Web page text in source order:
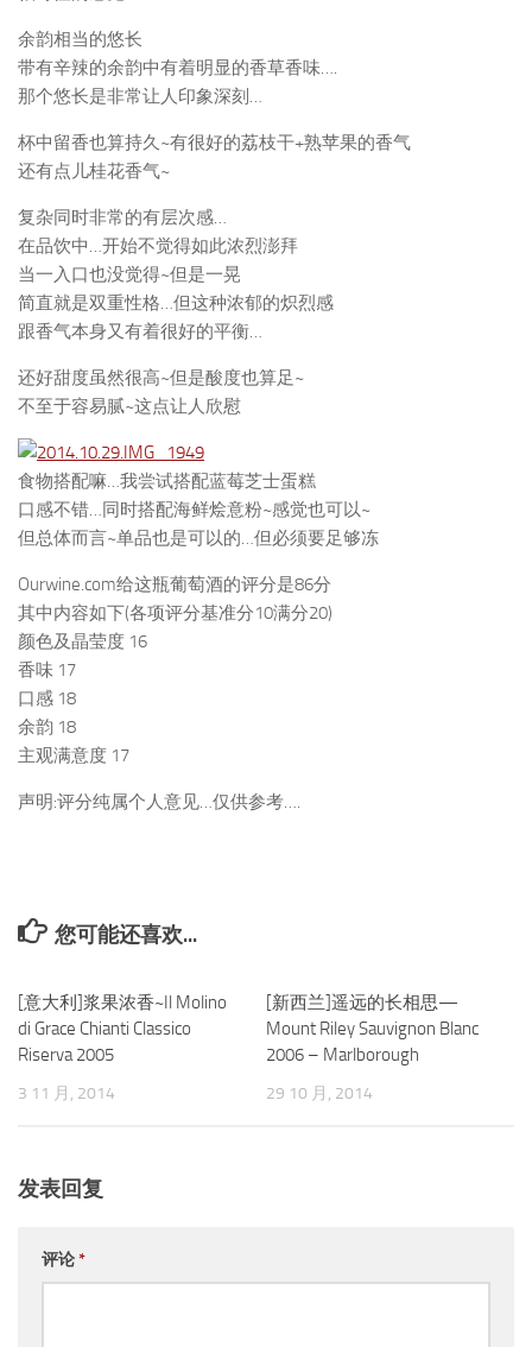
余韵相当的悠长
带有辛辣的余韵中有着明显的香草香味….
那个悠长是非常让人印象深刻…
杯中留香也算持久~有很好的荔枝干+熟苹果的香气
还有点儿桂花香气~
复杂同时非常的有层次感…
在品饮中…开始不觉得如此浓烈澎拜
当一入口也没觉得~但是一晃
简直就是双重性格…但这种浓郁的炽烈感
跟香气本身又有着很好的平衡…
还好甜度虽然很高~但是酸度也算足~
不至于容易腻~这点让人欣慰
食物搭配嘛…我尝试搭配蓝莓芝士蛋糕
口感不错…同时搭配海鲜烩意粉~感觉也可以~
但总体而言~单品也是可以的…但必须要足够冻
Ourwine.com给这瓶葡萄酒的评分是86分
其中内容如下(各项评分基准分10满分20)
颜色及晶莹度 16
香味 17
口感 18
余韵 18
主观满意度 17
声明:评分纯属个人意见…仅供参考….
您可能还喜欢...
[意大利]浆果浓香~Il Molino
di Grace Chianti Classico
Riserva 2005
3 11 月, 2014
[新西兰]遥远的长相思—
Mount Riley Sauvignon Blanc
2006 – Marlborough
29 10 月, 2014
发表回复
评论*